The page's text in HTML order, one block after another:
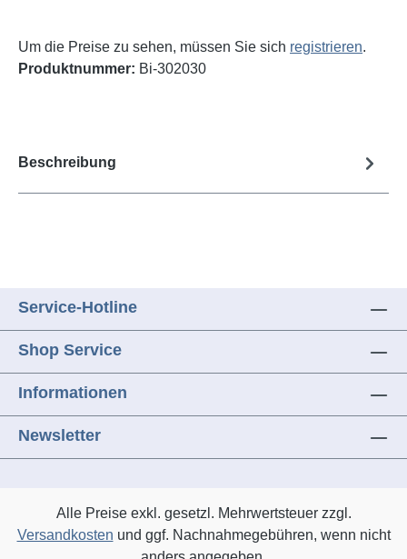
Um die Preise zu sehen, müssen Sie sich registrieren.
Produktnummer: Bi-302030
Beschreibung
Service-Hotline
Shop Service
Informationen
Newsletter
Alle Preise exkl. gesetzl. Mehrwertsteuer zzgl.
Versandkosten und ggf. Nachnahmegebühren, wenn nicht